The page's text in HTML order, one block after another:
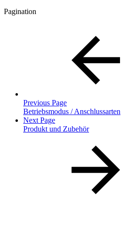
Pagination
Previous Page
Betriebsmodus / Anschlussarten
Next Page
Produkt und Zubehör